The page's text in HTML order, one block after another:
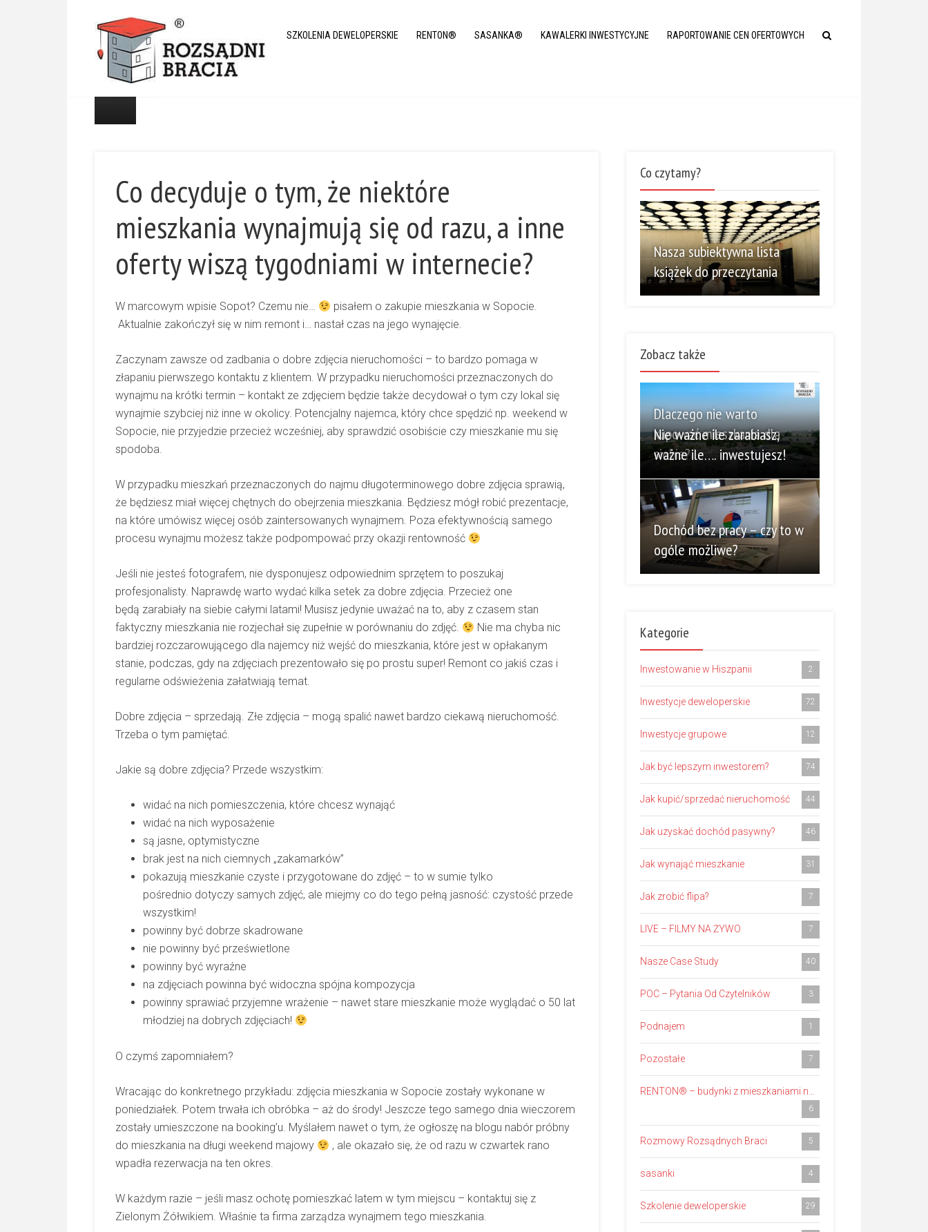
SZKOLENIA DEWELOPERSKIE RENTON® SASANKA® KAWALERKI INWESTYCYJNE RAPORTOWANIE CEN OFERTOWYCH
Nasze
Case Study
4
min.
Co decyduje o tym, że niektóre
mieszkania wynajmują się od razu, a inne
oferty wiszą tygodniami w internecie?
W marcowym wpisie Sopot? Czemu nie…
pisałem o zakupie mieszkania w Sopocie.
Aktualnie zakończył się w nim remont i… nastał czas na jego wynajęcie.
Zaczynam zawsze od zadbania o dobre zdjęcia nieruchomości – to bardzo pomaga w
złapaniu pierwszego kontaktu z klientem. W przypadku nieruchomości przeznaczonych do
wynajmu na krótki termin – kontakt ze zdjęciem będzie także decydował o tym czy lokal się
wynajmie szybciej niż inne w okolicy. Potencjalny najemca, który chce spędzić np. weekend w
Sopocie, nie przyjedzie przecież wcześniej, aby sprawdzić osobiście czy mieszkanie mu się
spodoba.
W przypadku mieszkań przeznaczonych do najmu długoterminowego dobre zdjęcia sprawią,
że będziesz miał więcej chętnych do obejrzenia mieszkania. Będziesz mógł robić prezentacje,
na które umówisz więcej osób zaintersowanych wynajmem. Poza efektywnością samego
procesu wynajmu możesz także podpompować przy okazji rentowność
Jeśli nie jesteś fotografem, nie dysponujesz odpowiednim sprzętem to poszukaj
profesjonalisty. Naprawdę warto wydać kilka setek za dobre zdjęcia. Przecież one
będą zarabiały na siebie całymi latami! Musisz jedynie uważać na to, aby z czasem stan
faktyczny mieszkania nie rozjechał się zupełnie w porównaniu do zdjęć.
Nie ma chyba nic
bardziej rozczarowującego dla najemcy niż wejść do mieszkania, które jest w opłakanym
stanie, podczas, gdy na zdjęciach prezentowało się po prostu super! Remont co jakiś czas i
regularne odświeżenia załatwiają temat.
Dobre zdjęcia – sprzedają. Złe zdjęcia – mogą spalić nawet bardzo ciekawą nieruchomość.
Trzeba o tym pamiętać.
Jakie są dobre zdjęcia? Przede wszystkim:
widać na nich pomieszczenia, które chcesz wynająć
widać na nich wyposażenie
są jasne, optymistyczne
brak jest na nich ciemnych „zakamarków”
pokazują mieszkanie czyste i przygotowane do zdjęć – to w sumie tylko
pośrednio dotyczy samych zdjęć, ale miejmy co do tego pełną jasność: czystość przede
wszystkim!
powinny być dobrze skadrowane
nie powinny być prześwietlone
powinny być wyraźne
na zdjęciach powinna być widoczna spójna kompozycja
powinny sprawiać przyjemne wrażenie – nawet stare mieszkanie może wyglądać o 50 lat
młodziej na dobrych zdjęciach!
O czymś zapomniałem?
Wracając do konkretnego przykładu: zdjęcia mieszkania w Sopocie zostały wykonane w
poniedziałek. Potem trwała ich obróbka – aż do środy! Jeszcze tego samego dnia wieczorem
zostały umieszczone na booking’u. Myślałem nawet o tym, że ogłoszę na blogu nabór próbny
do mieszkania na długi weekend majowy
, ale okazało się, że od razu w czwartek rano
wpadła rezerwacja na ten okres.
W każdym razie – jeśli masz ochotę pomieszkać latem w tym miejscu – kontaktuj się z
Zielonym Żółwikiem. Właśnie ta firma zarządza wynajmem tego mieszkania.
Co czytamy?
Nasza subiektywna lista
książek do przeczytania
Zobacz także
Dlaczego nie warto
kupować mieszkania dla
siebie?
Nie ważne ile zarabiasz,
ważne ile…. inwestujesz!
Dochód bez pracy – czy to w
ogóle możliwe?
Kategorie
Inwestowanie w Hiszpanii 2
Inwestycje deweloperskie 72
Inwestycje grupowe 12
Jak być lepszym inwestorem? 74
Jak kupić/sprzedać nieruchomość 44
Jak uzyskać dochód pasywny? 46
Jak wynająć mieszkanie 31
Jak zrobić flipa? 7
LIVE – FILMY NA ŻYWO 7
Nasze Case Study 40
POC – Pytania Od Czytelników 3
Podnajem 1
Pozostałe 7
RENTON® – budynki z mieszkaniami na wynajem
6
Rozmowy Rozsądnych Braci 5
sasanki 4
Szkolenie deweloperskie 29